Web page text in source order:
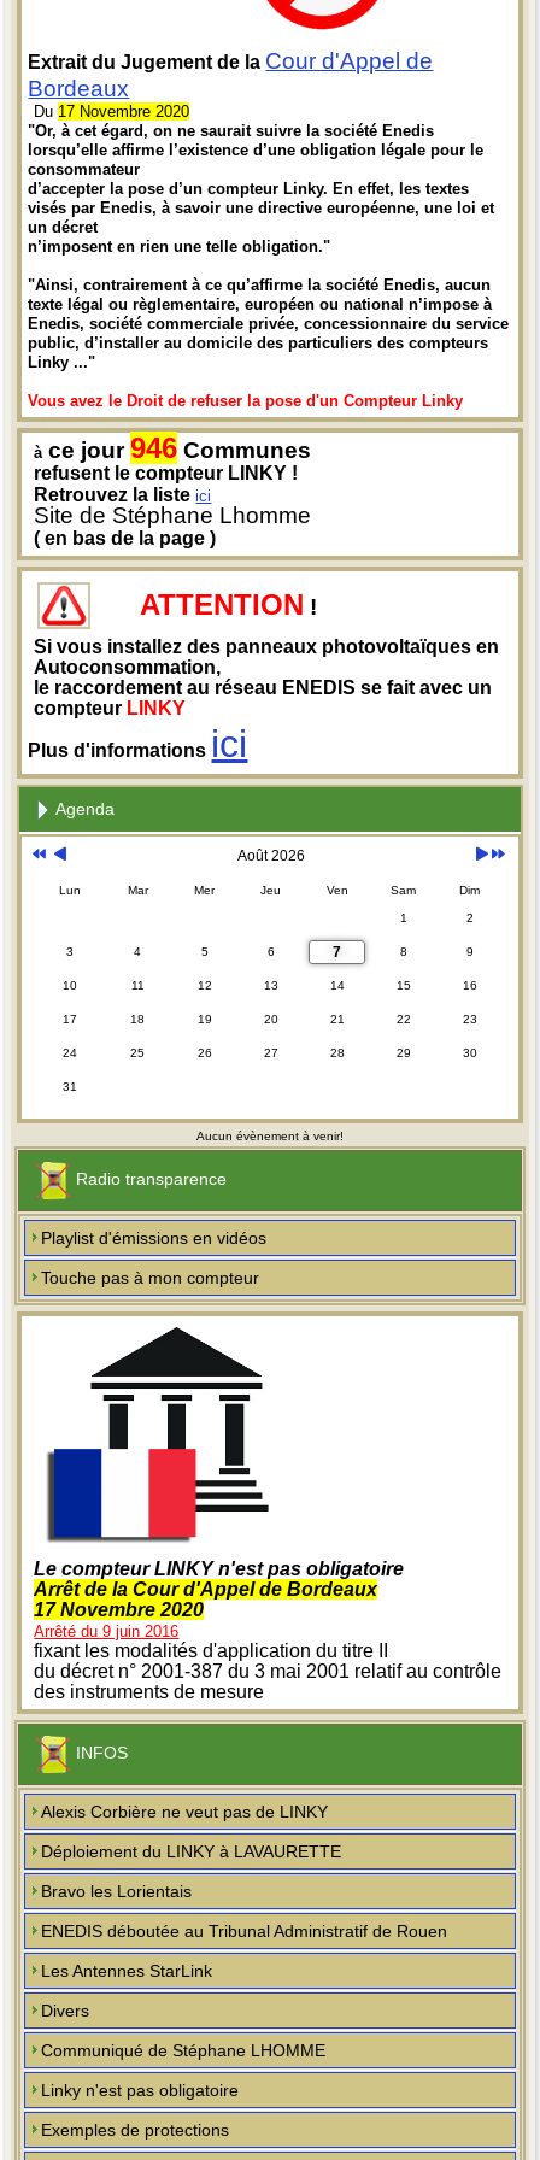
Extrait du Jugement de la Cour d'Appel de
Bordeaux
Du 17 Novembre 2020
"Or, à cet égard, on ne saurait suivre la société Enedis
lorsqu’elle affirme l’existence d’une obligation légale pour le
consommateur
d’accepter la pose d’un compteur Linky. En effet, les textes
visés par Enedis, à savoir une directive européenne, une loi et
un décret
n’imposent en rien une telle obligation."
"Ainsi, contrairement à ce qu’affirme la société Enedis, aucun
texte légal ou règlementaire, européen ou national n’impose à
Enedis, société commerciale privée, concessionnaire du service
public, d’installer au domicile des particuliers des compteurs
Linky ..."
Vous avez le Droit de refuser la pose d'un Compteur Linky
à ce jour946 Communes
refusent le compteur LINKY !
Retrouvez la listeici
Site de Stéphane Lhomme
( en bas de la page )
ATTENTION !
Si vous installez des panneaux photovoltaïques en
Autoconsommation,
le raccordement au réseau ENEDIS se fait avec un
compteur LINKY
Plus d'informations ici
Agenda
Août 2026
Lun Mar Mer Jeu Ven Sam Dim
1 2
3 4 5 6 7 8 9
10 11 12 13 14 15 16
17 18 19 20 21 22 23
24 25 26 27 28 29 30
31
Aucun évènement à venir!
Radio transparence
Playlist d'émissions en vidéos
Touche pas à mon compteur
Le compteur LINKY n'est pas obligatoire
Arrêt de la Cour d'Appel de Bordeaux
17 Novembre 2020
Arrêté du 9 juin 2016
fixant les modalités d'application du titre II
du décret n° 2001-387 du 3 mai 2001 relatif au contrôle
des instruments de mesure
INFOS
Alexis Corbière ne veut pas de LINKY
Déploiement du LINKY à LAVAURETTE
Bravo les Lorientais
ENEDIS déboutée au Tribunal Administratif de Rouen
Les Antennes StarLink
Divers
Communiqué de Stéphane LHOMME
Linky n'est pas obligatoire
Exemples de protections